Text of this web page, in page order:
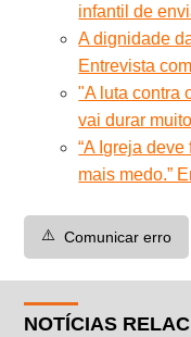
infantil de
A dignidade
Entrevista
"A luta contra
vai durar
“A Igreja
mais medo.”
⚠️ Comunicar erro
NOTÍCIAS